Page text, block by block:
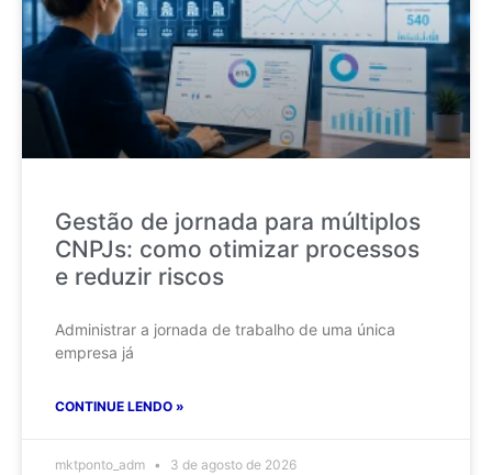
Gestão de jornada para múltiplos
CNPJs: como otimizar processos
e reduzir riscos
Administrar a jornada de trabalho de uma única
empresa já
CONTINUE LENDO »
mktponto_adm 3 de agosto de 2026